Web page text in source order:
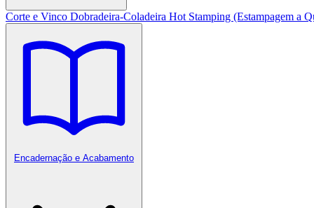
Corte e Vinco Dobradeira-Coladeira Hot Stamping (Estampagem a
Encadernação e Acabamento